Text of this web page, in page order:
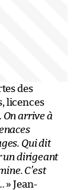
des
licences
On arrive à
Qui dit
un dirigeant
C’est
» Jean-